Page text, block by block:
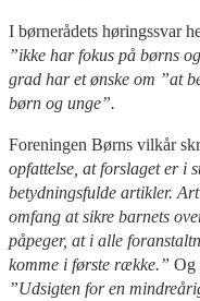
I børnerådets høringssvar
”ikke har fokus på børns
grad har et ønske om ”at
børn og unge”.
Foreningen Børns vilkår
opfattelse, at forslaget er i
betydningsfulde artikler.
omfang at sikre barnets
påpeger, at i alle
komme i første række.” Og
”Udsigten for en